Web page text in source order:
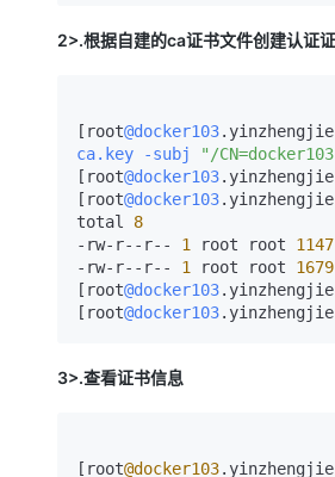
2>.根据自建的ca证书文件创建认证
[root@docker103
ca.key -subj
"/
[root@docker103
[root@docker103
total 8
-rw-r--r-- 1 root root 1147
-rw-r--r-- 1 root root 1679
[root@docker103
[root@docker103
3>.查看证书信息
[root@docker103